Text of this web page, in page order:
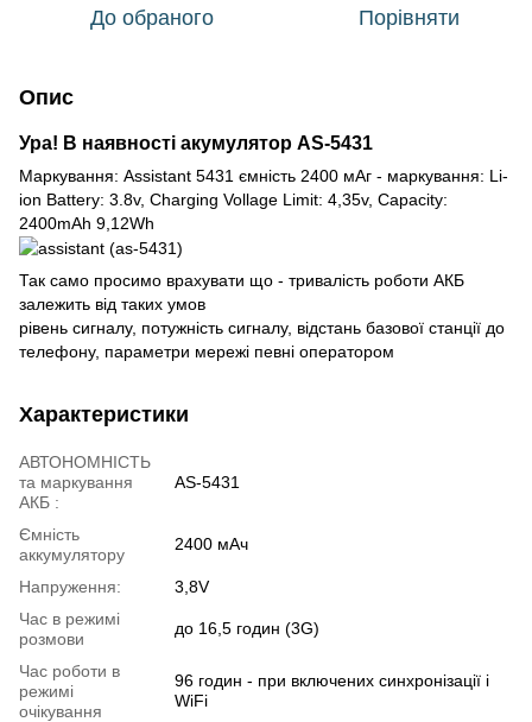
До обраного Порівняти
Опис
Ура! В наявності акумулятор AS-5431
Маркування: Assistant 5431 ємність 2400 мАг - маркування: Li-
ion Battery: 3.8v, Charging Vollage Limit: 4,35v, Capacity:
2400mAh 9,12Wh
Так само просимо врахувати що - тривалість роботи АКБ
залежить від таких умов
рівень сигналу, потужність сигналу, відстань базової станції до
телефону, параметри мережі певні оператором
Характеристики
АВТОНОМНІСТЬ
та маркування
АКБ :
AS-5431
Ємність
аккумулятору
2400 мАч
Напруження:
3,8V
Час в режимі
розмови
до 16,5 годин (3G)
Час роботи в
режимі
очікування
96 годин - при включених синхронізації і
WiFi